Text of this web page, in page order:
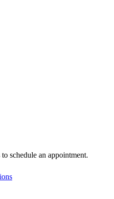
schedule an appointment.